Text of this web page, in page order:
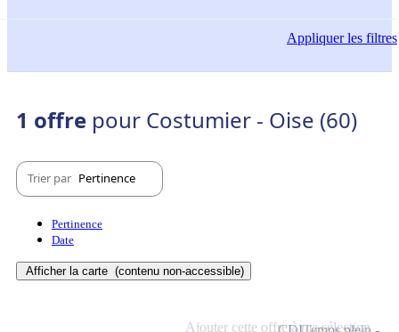
Appliquerles filtres
1 offre pour Costumier - Oise (60)
Trier par Pertinence
Pertinence
Date
Afficher la carte (contenu non-accessible)
Ajouter cette offre à ma sélection